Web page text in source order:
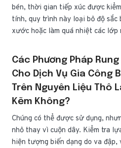
bén, thời gian tiếp xúc được
tính, quy trình này loại bỏ độ sắc
xước hoặc làm quá nhiệt các lớp
Các Phương Pháp
Cho Dịch Vụ Gia Công
Trên Nguyên Liệu Thô
Kẽm Không?
Chúng có thể được sử dụng,
nhỏ thay vì cuộn dây. Kiểm tra
hiện tượng biến dạng do va đập,